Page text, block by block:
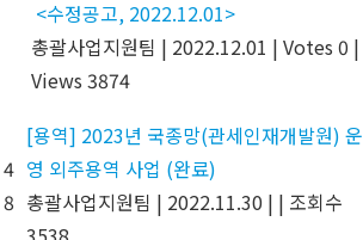
<수정공고, 2022.12.01>
총괄사업지원팀 | 2022.12.01 | Votes 0 |
Views 3874
4
8
[용역] 2023년 국종망(관세인재개발원) 운
영 외주용역 사업 (완료)
총괄사업지원팀 | 2022.11.30 | | 조회수